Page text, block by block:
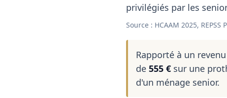
privilégiés par les
Source : HCAAM 2025,
Rapporté à un
de 555 € sur une
d'un ménage senior.